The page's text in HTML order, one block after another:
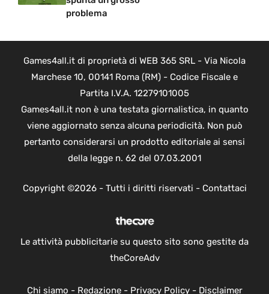
problema
Games4all.it di proprietà di WEB 365 SRL - Via Nicola
Marchese 10, 00141 Roma (RM) - Codice Fiscale e
Partita I.V.A. 12279101005
Games4all.it non è una testata giornalistica, in quanto
viene aggiornato senza alcuna periodicità. Non può
pertanto considerarsi un prodotto editoriale ai sensi
della legge n. 62 del 07.03.2001
Copyright ©2026 - Tutti i diritti riservati - Contattaci
Le attività pubblicitarie su questo sito sono gestite da
theCoreAdv
Chi siamo - Redazione- Privacy Policy- Disclaimer